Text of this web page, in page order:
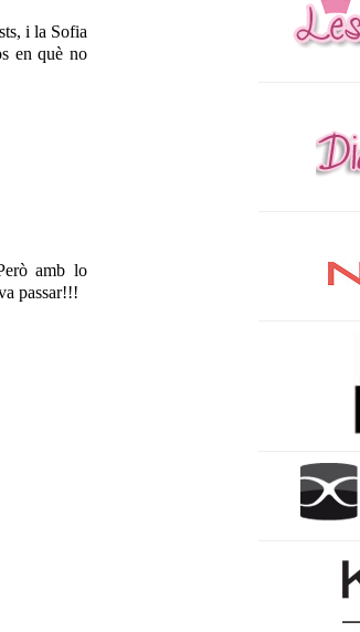
i la Sofia
en què no
amb lo
passar!!!